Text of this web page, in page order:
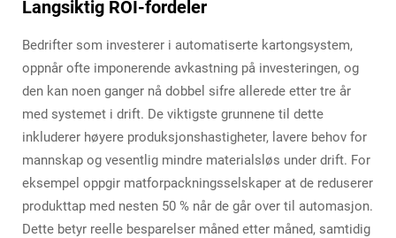
Langsiktig ROI-fordeler
Bedrifter som investerer i automatiserte kartongsystem,
oppnår ofte imponerende avkastning på investeringen, og
den kan noen ganger nå dobbel sifre allerede etter tre år
med systemet i drift. De viktigste grunnene til dette
inkluderer høyere produksjonshastigheter, lavere behov for
mannskap og vesentlig mindre materialsløs under drift. For
eksempel oppgir matforpackningsselskaper at de reduserer
produkttap med nesten 50 % når de går over til automasjon.
Dette betyr reelle besparelser måned etter måned, samtidig